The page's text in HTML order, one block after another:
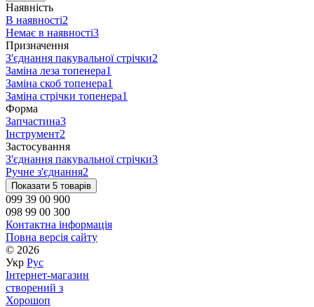
Наявність
В наявності2
Немає в наявності3
Призначення
З'єднання пакувальної стрічки2
Заміна леза топенера1
Заміна скоб топенера1
Заміна стрічки топенера1
Форма
Запчастина3
Інструмент2
Застосування
З'єднання пакувальної стрічки3
Ручне з'єднання2
Показати 5 товарів
099 39 00 900
098 99 00 300
Контактна інформація
Повна версія сайту
© 2026
Укр Рус
Інтернет-магазин
створений з
Хорошоп